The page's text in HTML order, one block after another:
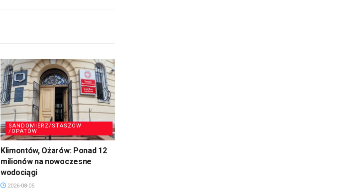
SANDOMIERZ/STASZÓW
/OPATÓW
Klimontów, Ożarów: Ponad 12
milionów na nowoczesne
wodociągi
2026-08-05